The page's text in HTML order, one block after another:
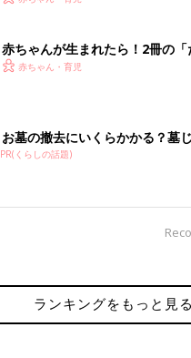
赤ちゃんが生まれたら！2冊の「
赤ちゃん・育児
お墓の撤去にいくらかかる？墓
PR(くらしの話題)
ランキングをもっと見る